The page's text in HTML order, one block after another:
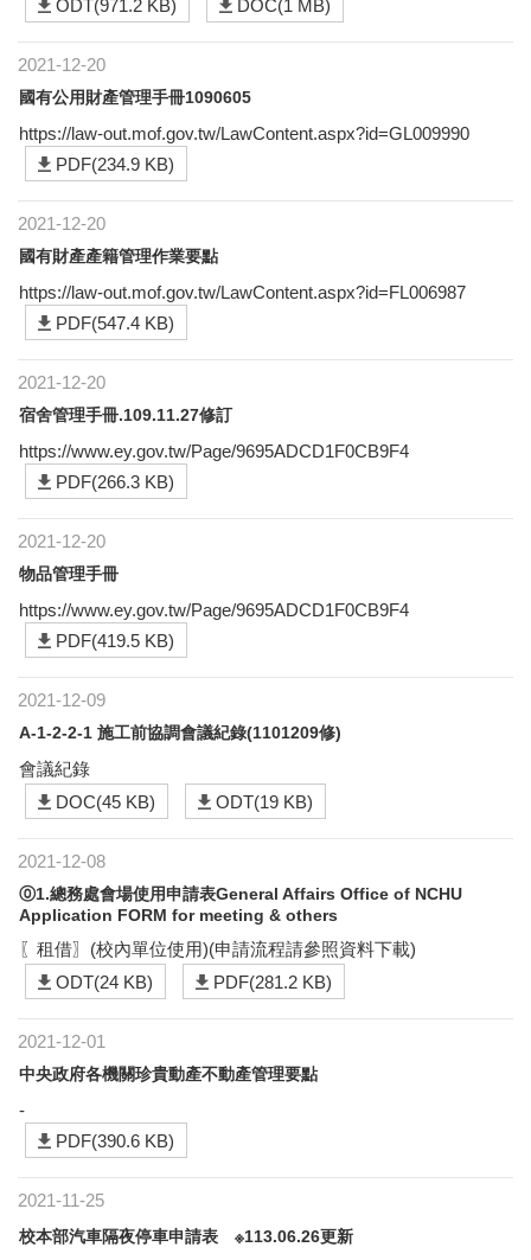
ODT(971.2 KB)
DOC(1 MB)
2021-12-20
國有公用財產管理手冊1090605
https://law-out.mof.gov.tw/LawContent.aspx?id=GL009990
PDF(234.9 KB)
2021-12-20
國有財產產籍管理作業要點
https://law-out.mof.gov.tw/LawContent.aspx?id=FL006987
PDF(547.4 KB)
2021-12-20
宿舍管理手冊.109.11.27修訂
https://www.ey.gov.tw/Page/9695ADCD1F0CB9F4
PDF(266.3 KB)
2021-12-20
物品管理手冊
https://www.ey.gov.tw/Page/9695ADCD1F0CB9F4
PDF(419.5 KB)
2021-12-09
A-1-2-2-1 施工前協調會議紀錄(1101209修)
會議紀錄
DOC(45 KB)
ODT(19 KB)
2021-12-08
⓪1.總務處會場使用申請表General Affairs Office of NCHU
Application FORM for meeting & others
〖租借〗(校內單位使用)(申請流程請參照資料下載)
ODT(24 KB)
PDF(281.2 KB)
2021-12-01
中央政府各機關珍貴動產不動產管理要點
-
PDF(390.6 KB)
2021-11-25
校本部汽車隔夜停車申請表 ※113.06.26更新